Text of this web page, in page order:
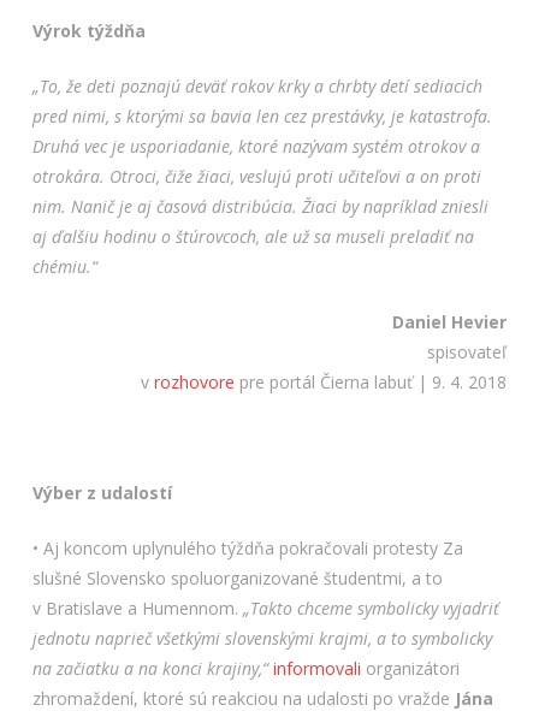
Výrok týždňa
„To, že deti poznajú deväť rokov krky a chrbty detí sediacich
pred nimi, s ktorými sa bavia len cez prestávky, je katastrofa.
Druhá vec je usporiadanie, ktoré nazývam systém otrokov a
otrokára. Otroci, čiže žiaci, veslujú proti učiteľovi a on proti
nim. Nanič je aj časová distribúcia. Žiaci by napríklad zniesli
aj ďalšiu hodinu o štúrovcoch, ale už sa museli preladiť na
chémiu.“
Daniel Hevier
spisovateľ
vrozhovore pre portál Čierna labuť | 9. 4. 2018
Výber z udalostí
• Aj koncom uplynulého týždňa pokračovali protesty Za
slušné Slovensko spoluorganizované študentmi, a to
v Bratislave a Humennom. „Takto chceme symbolicky vyjadriť
jednotu naprieč všetkými slovenskými krajmi, a to symbolicky
na začiatku a na konci krajiny,“ informovali organizátori
zhromaždení, ktoré sú reakciou na udalosti po vražde Jána